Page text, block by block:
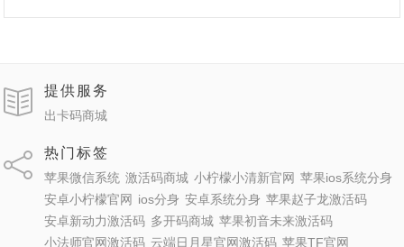
提供服务
出卡码商城
热门标签
苹果微信系统 激活码商城 小柠檬小清新官网 苹果ios系统分身
安卓小柠檬官网 ios分身 安卓系统分身 苹果赵子龙激活码
安卓新动力激活码 多开码商城 苹果初音未来激活码
小法师官网激活码 云端日月星官网激活码 苹果TF官网